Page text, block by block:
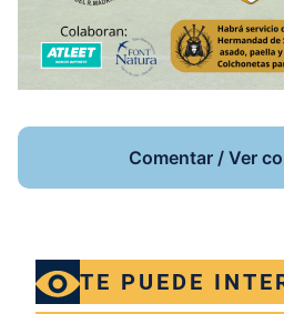
Comentar / Ver
TE PUEDE